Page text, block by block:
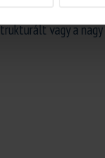
napi feladatok és
vagy a